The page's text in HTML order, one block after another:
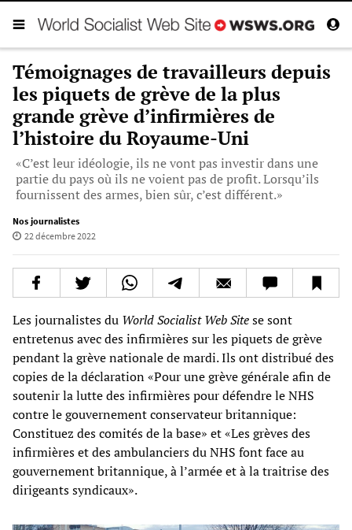
Témoignages de travailleurs depuis
les piquets de grève de la plus
grande grève d’infirmières de
l’histoire du Royaume-Uni
«C’est leur idéologie, ils ne vont pas investir dans une
partie du pays où ils ne voient pas de profit. Lorsqu’ils
fournissent des armes, bien sûr, c’est différent.»
Nos journalistes
22 décembre 2022
Les journalistes du World Socialist Web Sitese sont
entretenus avec des infirmières sur les piquets de grève
pendant la grève nationale de mardi. Ils ont distribué des
copies de la déclaration «Pour une grève générale afin de
soutenir la lutte des infirmières pour défendre le NHS
contre le gouvernement conservateur britannique:
Constituez des comités de la base» et «Les grèves des
infirmières et des ambulanciers du NHS font face au
gouvernement britannique, à l’armée et à la traitrise des
dirigeants syndicaux».